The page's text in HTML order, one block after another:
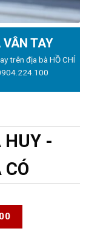
VÂN TAY
trên địa bà HỒ CHÍ
HUY -